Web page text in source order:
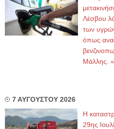
Λέσβου
των
όπως
Μάλλης.
7 ΑΥΓΟΥΣΤΟΥ 2026
Η
29ης